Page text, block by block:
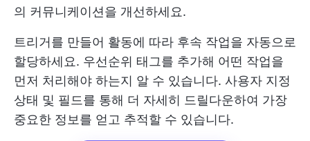
의 커뮤니케이션을 개선하세요.
트리거를 만들어 활동에 따라 후속 작업을 자동으로
할당하세요. 우선순위 태그를 추가해 어떤 작업을
먼저 처리해야 하는지 알 수 있습니다. 사용자 지정
상태 및 필드를 통해 더 자세히 드릴다운하여 가장
중요한 정보를 얻고 추적할 수 있습니다.